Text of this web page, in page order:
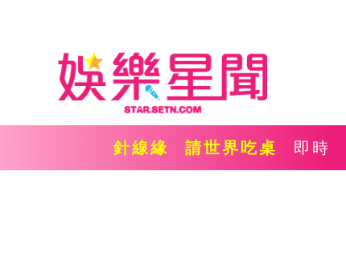
針線緣 請世界吃桌 即時